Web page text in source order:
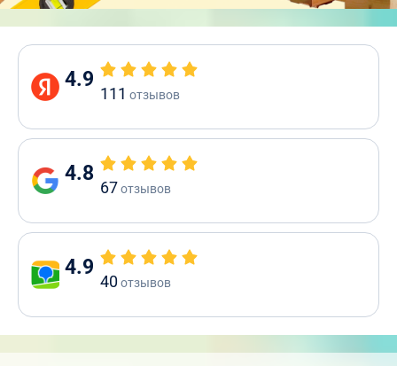
4.9
111 отзывов
4.8
67отзывов
4.9
40отзывов